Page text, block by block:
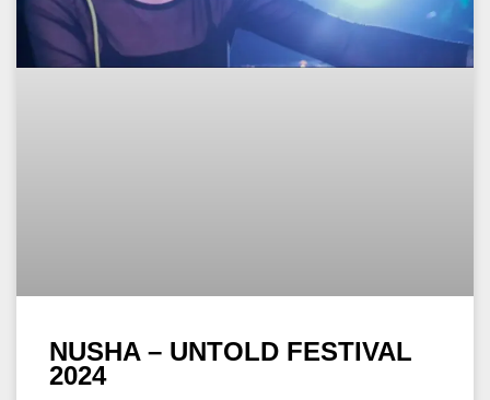
NUSHA – UNTOLD FESTIVAL
2024